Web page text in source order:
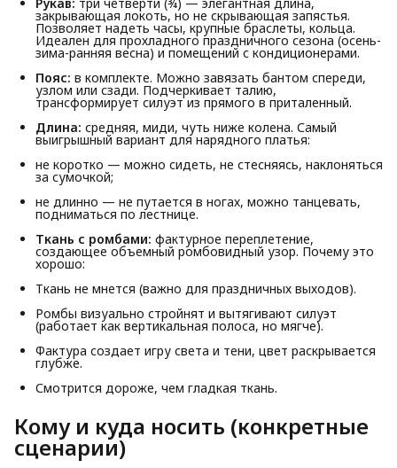
закрывающая локоть, но не скрывающая запястья.
Позволяет надеть часы, крупные браслеты, кольца.
Идеален для прохладного праздничного сезона (осень-
зима-ранняя весна) и помещений с кондиционерами.
Пояс: в комплекте. Можно завязать бантом спереди,
узлом или сзади. Подчеркивает талию,
трансформирует силуэт из прямого в приталенный.
Длина: средняя, миди, чуть ниже колена. Самый
выигрышный вариант для нарядного платья:
не коротко — можно сидеть, не стесняясь, наклоняться
за сумочкой;
не длинно — не путается в ногах, можно танцевать,
подниматься по лестнице.
Ткань с ромбами: фактурное переплетение,
создающее объемный ромбовидный узор. Почему это
хорошо:
Ткань не мнется (важно для праздничных выходов).
Ромбы визуально стройнят и вытягивают силуэт
(работает как вертикальная полоса, но мягче).
Фактура создает игру света и тени, цвет раскрывается
глубже.
Смотрится дороже, чем гладкая ткань.
Кому и куда носить (конкретные
сценарии)